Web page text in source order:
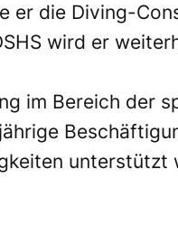
er die Diving-
wird er
im Bereich der
unterstützt